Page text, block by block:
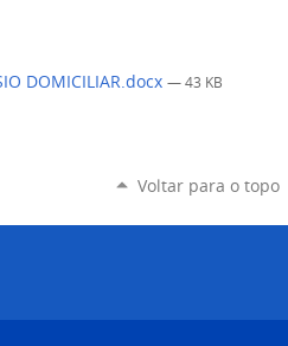
DOMICILIAR.docx — 43 KB
Voltar para o topo